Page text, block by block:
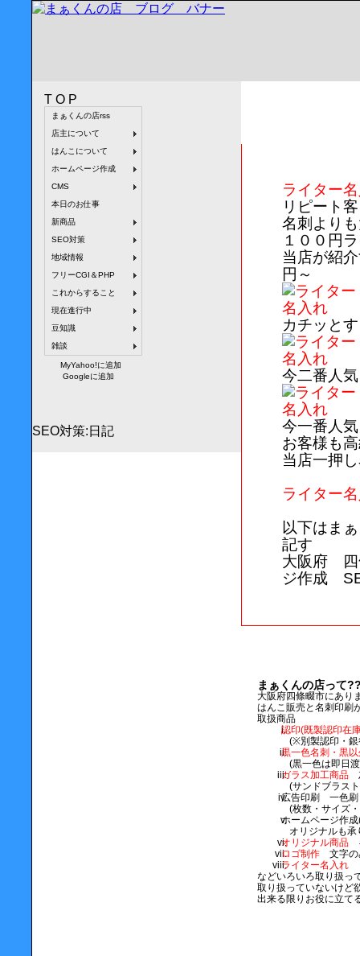
TOP
まぁくんの店rss
店主について
はんこについて
ホームページ作成
CMS
本日のお仕事
新商品
SEO対策
地域情報
フリーCGI＆PHP
これからすること
現在進行中
豆知識
雑談
MyYahoo!に追加
Googleに追加
SEO対策: 日記
ライター
リピート
名刺より
１００円
当店が紹
円～
カチッと
今二番人気
今一番人
お客様も
当店一押
ライター
以下はま
記す
大阪府 四
ジ作成
まぁくんの店って
大阪府四條畷市にあり
はんこ販売と名刺印刷
取扱商品
認印(既製認印在
(※別製認印・銀
黒一色名刺・黒
(黒一色は即日
ガラス加工商品
(サンドブラス
広告印刷 一色
(枚数・サイズ
ホームページ作成
オリジナルも承
オリジナル商品
ロゴ制作 文字の
ライター名入れ
などいろいろ取り扱っ
取り扱っていないけど
出来る限りお役に立て